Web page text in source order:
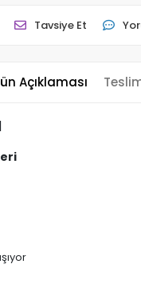
Tavsiye Et
Açıklaması